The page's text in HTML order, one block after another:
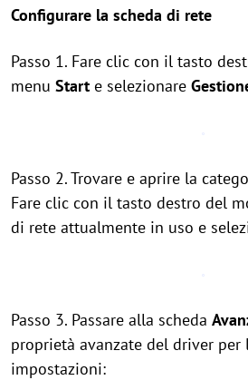
Configurare la scheda di rete
Passo 1. Fare clic con il tasto
menu Start e selezionare
Passo 2. Trovare e aprire la
Fare clic con il tasto destro del
di rete attualmente in uso e
Passo 3. Passare alla scheda
proprietà avanzate del driver per
impostazioni: